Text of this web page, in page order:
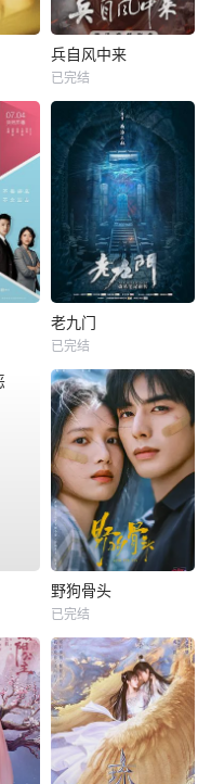
兵自风中来
已完结
老九门
已完结
野狗骨头
已完结